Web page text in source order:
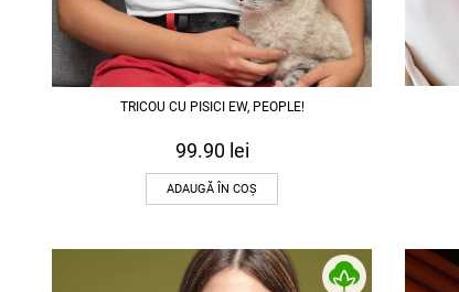
TRICOU CU PISICI EW, PEOPLE!
99.90 lei
ADAUGĂ ÎN COȘ